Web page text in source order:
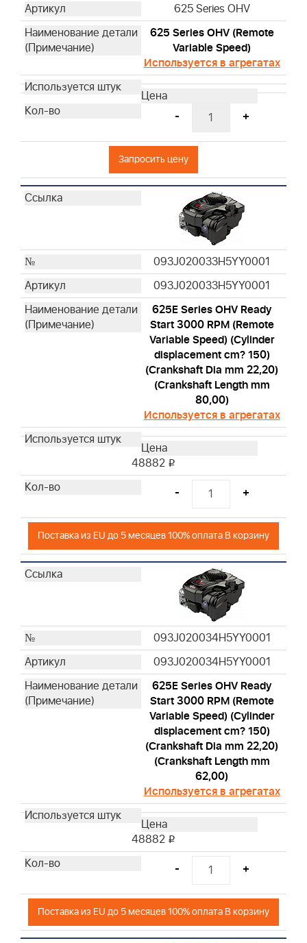
625 Series OHV
625 Series OHV (Remote
Variable Speed)
Используется в агрегатах
- +
Запросить цену
093J020033H5YY0001
093J020033H5YY0001
625E Series OHV Ready
Start 3000 RPM (Remote
Variable Speed) (Cylinder
displacement cm? 150)
(Crankshaft Dia mm 22,20)
(Crankshaft Length mm
80,00)
Используется в агрегатах
48882 i
- +
Поставка из EU до 5 месяцев 100% оплата В корзину
093J020034H5YY0001
093J020034H5YY0001
625E Series OHV Ready
Start 3000 RPM (Remote
Variable Speed) (Cylinder
displacement cm? 150)
(Crankshaft Dia mm 22,20)
(Crankshaft Length mm
62,00)
Используется в агрегатах
48882 i
- +
Поставка из EU до 5 месяцев 100% оплата В корзину